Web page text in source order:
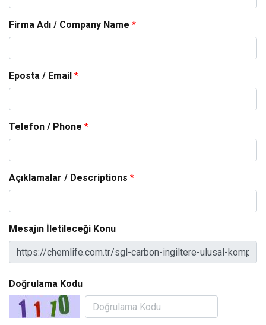
Firma Adı / Company Name *
Eposta / Email *
Telefon / Phone *
Açıklamalar / Descriptions *
Mesajın İletileceği Konu
Doğrulama Kodu